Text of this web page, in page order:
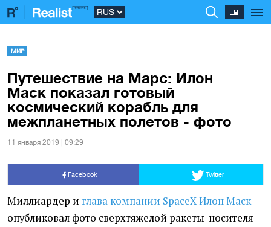
МИР
Путешествие на Марс: Илон
Маск показал готовый
космический корабль для
межпланетных полетов - фото
11 января 2019 | 09:29
Facebook Twitter
Миллиардер и глава компании SpaceX Илон Маск
опубликовал фото сверхтяжелой ракеты-носителя